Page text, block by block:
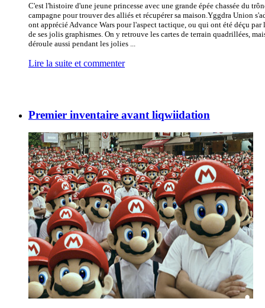
C'est l'histoire d'une jeune princesse avec une grande épée chassée du
campagne pour trouver des alliés et récupérer sa maison.Yggdra Union
ont apprécié Advance Wars pour l'aspect tactique, ou qui ont été déçu
de ses jolis graphismes. On y retrouve les cartes de terrain quadrillées,
déroule aussi pendant les jolies ...
Lire la suite et commenter
Premier inventaire avant liqwiidation